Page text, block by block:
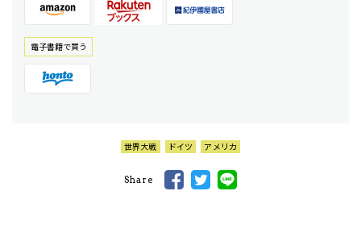
電⼦書籍で買う
世界大戦 ドイツ アメリカ
Share